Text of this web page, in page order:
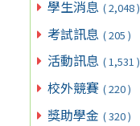
學生消息 ( 2,048 )
考試訊息 ( 205 )
活動訊息 ( 1,531 )
校外競賽 ( 220 )
獎助學金 ( 320 )